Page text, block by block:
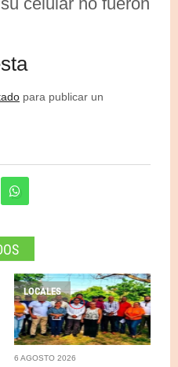
para publicar un
LOCALES
6 AGOSTO 2026